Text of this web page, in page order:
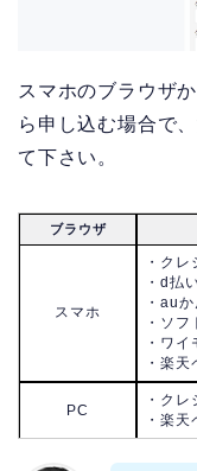
スマホのブラウザ
ら申し込む場合で
て下さい。
ブラウザ
スマホ
・ク
・d払
・au
・ソ
・ワ
・楽天
PC
・ク
・楽天